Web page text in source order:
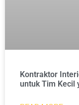
Kontraktor
untuk Tim Kecil